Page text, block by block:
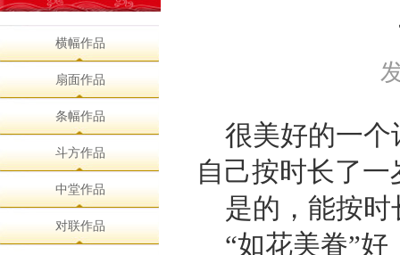
横幅作品
扇面作品
条幅作品
斗方作品
中堂作品
对联作品
很美好的一
自己按时长了
是的，能按
“如花美眷”